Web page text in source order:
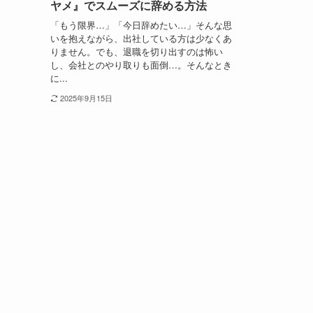
ヤメ』でスムーズに辞める方法
「もう限界…」「今日辞めたい…」そんな思
いを抱えながら、出社している方は少なくあ
りません。でも、退職を切り出すのは怖い
し、会社とのやり取りも面倒…。そんなとき
に...
2025年9月15日